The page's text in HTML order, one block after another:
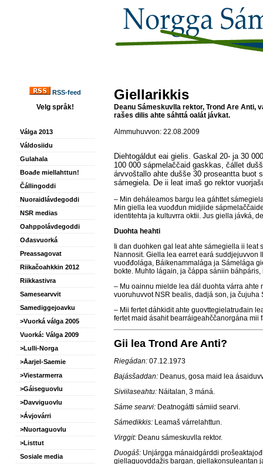
RSS-feed
Velg språk!
Válga 2013
Váldosiidu
Gulahala
Boađe miellahttun!
Čállingoddi
Nuoraidlávdegoddi
NSR medias
Oahppolávdegoddi
Ođasvuorká
Preassagovat
Riikačoahkkin 2012
Riikkastivra
Samesearvvit
Samediggejoavku
>Vuorká válga 2005
Vuorká: Válga 2009
>Lulli-Norga
>Åarjel-Saemie
>Viestarmerra
>Gáiseguovlu
>Davviguovlu
>Ávjovárri
>Nuortaguovlu
>Listtut
Sosiale media
Giellarikkis
Deanu Sámeskuvlla rektor, Trond Are Anti,
rašes dilis ahte sáhttá oalát jávkat.
Almmuhuvvon: 22.08.2009
Diehtogáldut eai gielis. Gaskal 20- ja 30
100 000 sápmelaččaid gaskkas, čállet
árvvoštallo ahte dušše 30 proseantta buot
sámegiela. De ii leat imaš go rektor
– Min deháleamos bargu lea gáhttet
Min giella lea vuođđun midjiide
identitehta ja kultuvrra oktii. Jus giella jávká,
Duohta heahti
Ii dan duohken gal leat ahte sámegiella ii leat
Nannosit. Giella lea earret eará suddjejuvvon
vuođđolága, Báikenammalága ja Sámelága
bokte. Muhto lágain, ja čáppa sániin
– Mu oainnu mielde lea dál duohta várra ahte
vuoruhuvvot NSR bealis, dadjá son, ja čujuha
– Mii fertet dáhkidit ahte guovttegielatruđain
fertet maid ásahit bearráigeahččanorgána
Gii lea Trond Are Anti?
Riegádan: 07.12.1973
Bajásšaddan: Deanus, gosa maid lea
Siviilaseahtu: Náitalan, 3 máná.
Sáme searvi: Deatnogátti sámiid searvi.
Sámedikkis: Leamaš várrelahttun.
Virggit: Deanu sámeskuvlla rektor.
Duogáš: Unjárgga mánaidgárddi
giellaguovddažis bargan, giellakonsuleantan